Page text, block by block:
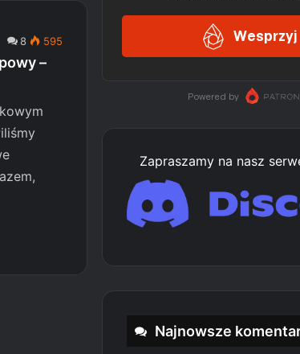
8 595
–
Zapraszamy na nasz
Najnowsze